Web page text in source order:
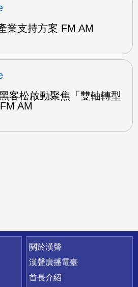
業支持方案 FM AM
客松啟動聚焦「雙軸轉型
AM
關於漢聲
漢聲廣播電臺
首長介紹